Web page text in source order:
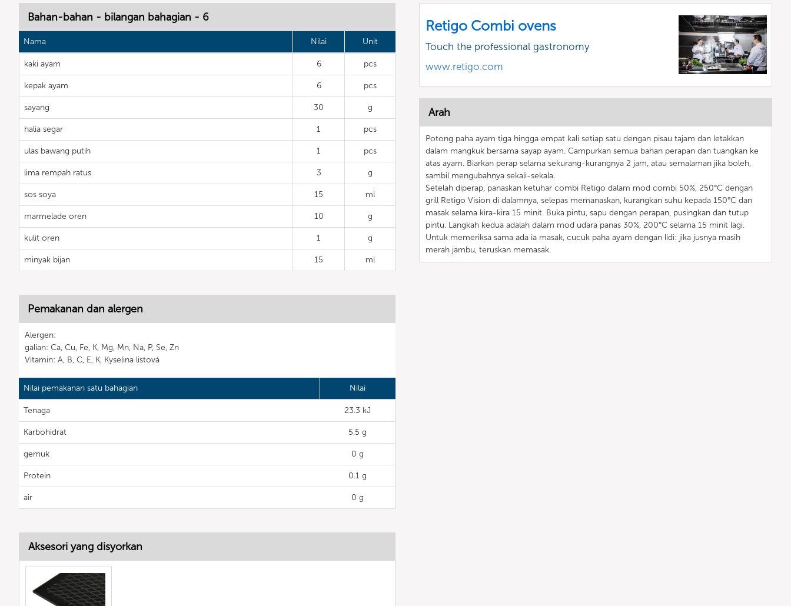
Bahan-bahan - bilangan bahagian - 6
Nama Nilai Unit
kaki ayam 6 pcs
kepak ayam 6 pcs
sayang 30 g
halia segar 1 pcs
ulas bawang putih 1 pcs
lima rempah ratus 3 g
sos soya 15 ml
marmelade oren 10 g
kulit oren 1 g
minyak bijan 15 ml
Pemakanan dan alergen
Alergen:
galian: Ca, Cu, Fe, K, Mg, Mn, Na, P, Se, Zn
Vitamin: A, B, C, E, K, Kyselina listová
Nilai pemakanan satu bahagian Nilai
Tenaga 23.3 kJ
Karbohidrat 5.5 g
gemuk 0 g
Protein 0.1 g
air 0 g
Retigo Combi ovens
Touch the professional gastronomy
www.retigo.com
Arah
Potong paha ayam tiga hingga empat kali setiap satu dengan pisau tajam dan letakkan
dalam mangkuk bersama sayap ayam. Campurkan semua bahan perapan dan tuangkan ke
atas ayam. Biarkan perap selama sekurang-kurangnya 2 jam, atau semalaman jika boleh,
sambil mengubahnya sekali-sekala.
Setelah diperap, panaskan ketuhar combi Retigo dalam mod combi 50%, 250°C dengan
grill Retigo Vision di dalamnya, selepas memanaskan, kurangkan suhu kepada 150°C dan
masak selama kira-kira 15 minit. Buka pintu, sapu dengan perapan, pusingkan dan tutup
pintu. Langkah kedua adalah dalam mod udara panas 30%, 200°C selama 15 minit lagi.
Untuk memeriksa sama ada ia masak, cucuk paha ayam dengan lidi: jika jusnya masih
merah jambu, teruskan memasak.
Aksesori yang disyorkan